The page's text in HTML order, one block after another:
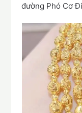
đường Phó Cơ